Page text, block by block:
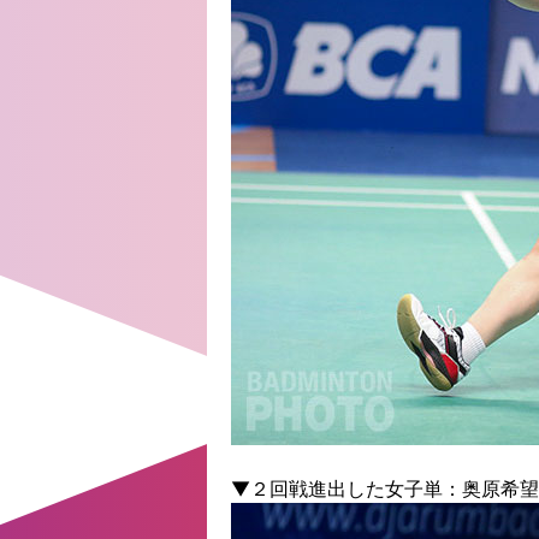
▼２回戦進出した女子単：奥原希